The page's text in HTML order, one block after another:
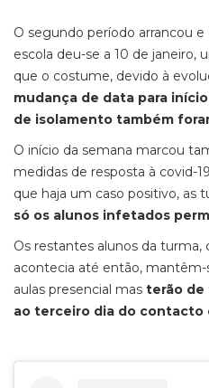
O segundo período arrancou e
escola deu-se a 10 de janeiro,
que o costume, devido à
mudança de data para
de isolamento também
O início da semana marcou
medidas de resposta à covid-
que haja um caso positivo, as
só os alunos infetados
Os restantes alunos da
acontecia até então,
aulas presencial mas terão de
ao terceiro dia do contacto